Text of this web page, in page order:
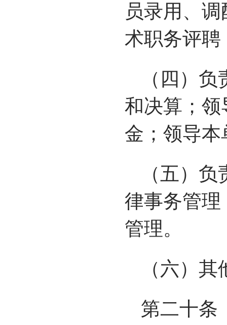
员录用、
术职务评
（四）
和决算；
金；领导
（五）
律事务管
管理。
（六）
第二十条